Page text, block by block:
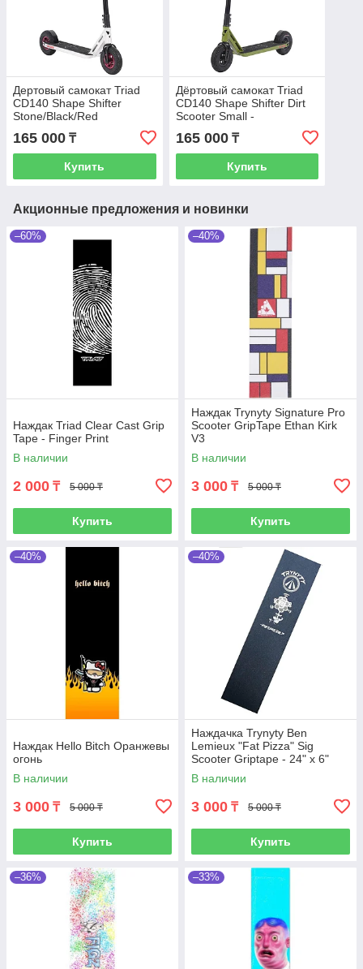
Дертовый самокат Triad
CD140 Shape Shifter
Stone/Black/Red
165 000 ₸
Купить
Дёртовый самокат Triad
CD140 Shape Shifter Dirt
Scooter Small -
Green/Black
165 000₸
Купить
Акционные предложения и новинки
–60%
Наждак Triad Clear Cast Grip
Tape - Finger Print
В наличии
2 000 ₸ 5 000 ₸
Купить
–40%
Наждак Trynyty Signature Pro
Scooter GripTape Ethan Kirk
V3
В наличии
3 000 ₸ 5 000 ₸
Купить
–40%
Наждак Hello Bitch Оранжевы
огонь
В наличии
3 000 ₸ 5 000 ₸
Купить
–40%
Наждачка Trynyty Ben
Lemieux "Fat Pizza" Sig
Scooter Griptape - 24" x 6"
В наличии
3 000 ₸ 5 000 ₸
Купить
–36% –33%